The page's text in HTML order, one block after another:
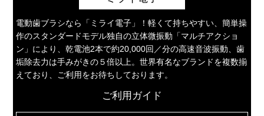
電動歯ブラシなら「ミライ電子」！軽くて持ちやすい、簡単操
作のスタンダードモデル独自の立体微振動「マルチアクショ
ン」により、乾電池2本で約20,000回／分の高速音波振動、歯
垢除去力は手みがきの５倍以上。世界有名なブランドを複数揃
えており、ご利用をお待ちしております。
ご利用ガイド